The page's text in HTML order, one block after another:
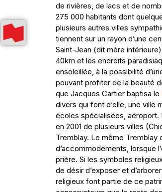
de rivières, de lacs et de
275 000 habitants dont
plusieurs autres villes
tiennent sur un rayon d’une
Saint-Jean (dit mère
40km et les endroits
ensoleillée, à la possibilité
pouvant profiter de la beauté
que Jacques Cartier baptisa le
divers qui font d’elle, une ville
écoles spécialisées, aéroport.
en 2001 de plusieurs villes
Tremblay. Le même Tremblay
d’accommodements, lorsque
prière. Si les symboles
de désir d’exposer et
religieux font partie de ce